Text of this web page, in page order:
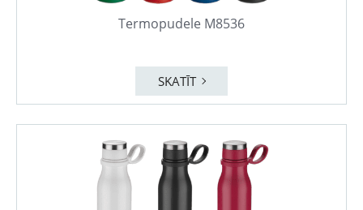
Termopudele M8536
SKATĪT